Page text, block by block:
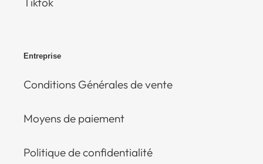
Entreprise
Conditions Générales de vente
Moyens de paiement
Politique de confidentialité